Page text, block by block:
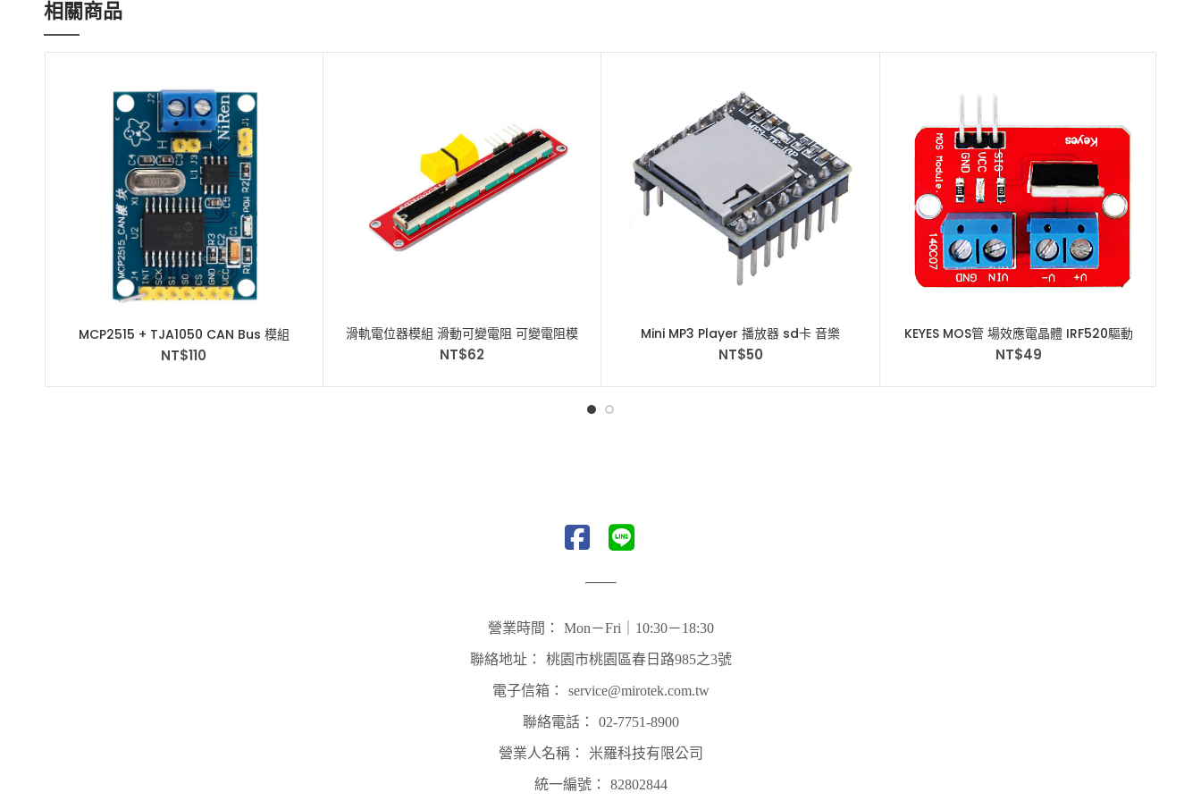
相關商品
MCP2515 + TJA1050 CAN Bus 模組
CAN 匯流排模組
NT$110
滑軌電位器模組 滑動可變電阻 可變電阻模
組
NT$62
Mini MP3 Player 播放器 sd卡 音樂
DFPlayer
NT$50
KEYES MOS管 場效應電晶體 IRF520驅動
模組
NT$49
營業時間： Mon－Fri｜10:30－18:30
聯絡地址： 桃園市桃園區春日路985之3號
電子信箱： service@mirotek.com.tw
聯絡電話： 02-7751-8900
營業人名稱： 米羅科技有限公司
統一編號： 82802844